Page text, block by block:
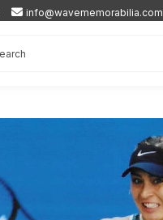
info@wavememorabilia.com